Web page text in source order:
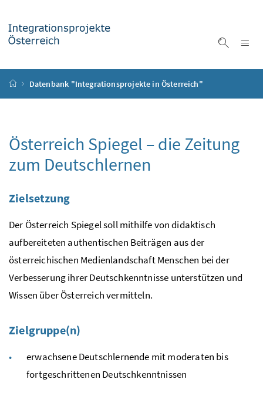
Startseite
Datenbank "Integrationsprojekte in Österreich"
Österreich Spiegel – die Zeitung
zum Deutschlernen
Zielsetzung
Der Österreich Spiegel soll mithilfe von didaktisch
aufbereiteten authentischen Beiträgen aus der
österreichischen Medienlandschaft Menschen bei der
Verbesserung ihrer Deutschkenntnisse unterstützen und
Wissen über Österreich vermitteln.
Zielgruppe(n)
erwachsene Deutschlernende mit moderaten bis
fortgeschrittenen Deutschkenntnissen